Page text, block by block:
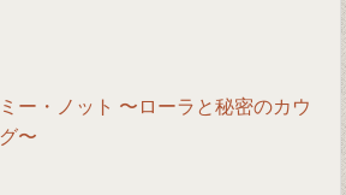
ー・ノット 〜ローラと秘密のカウ
〜